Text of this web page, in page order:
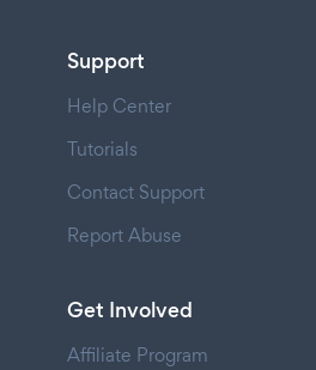
Support
Help Center
Tutorials
Contact Support
Report Abuse
Get Involved
Affiliate Program